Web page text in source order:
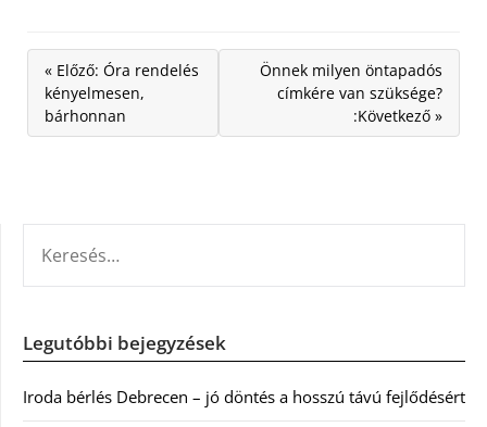
« Előző: Óra rendelés
kényelmesen,
bárhonnan
Önnek milyen öntapadós
címkére van szüksége?
:Következő »
Legutóbbi bejegyzések
Iroda bérlés Debrecen – jó döntés a hosszú távú fejlődésért